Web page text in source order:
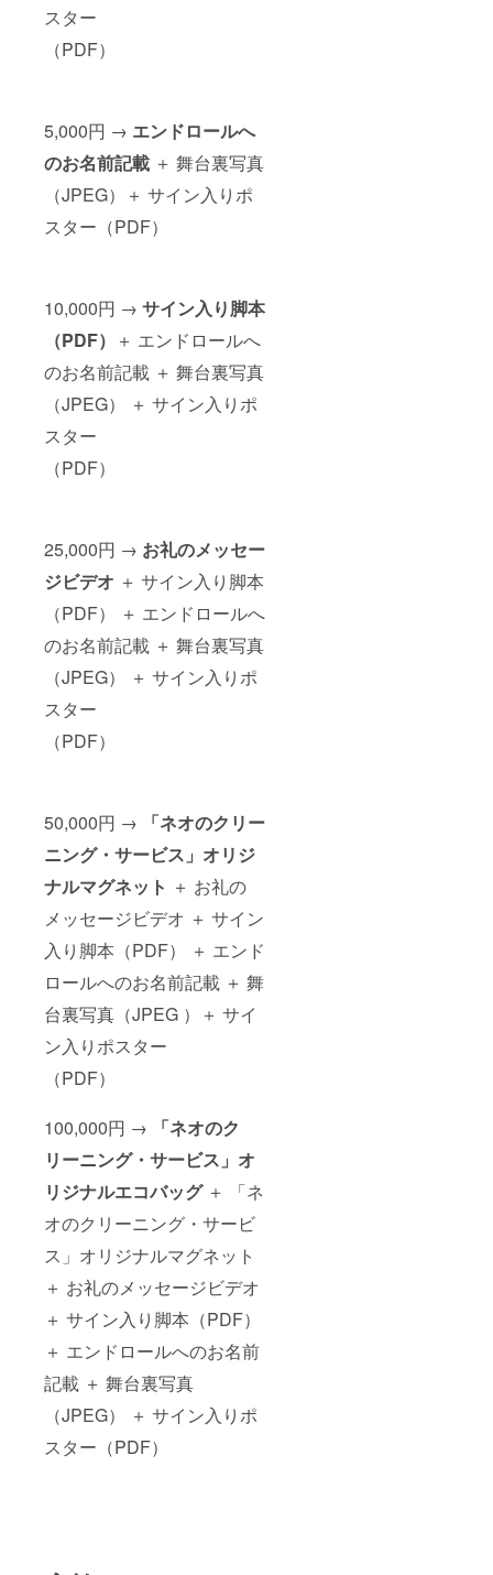
スター
（PDF）
5,000円 → エンドロールへ
のお名前記載 ＋ 舞台裏写真
（JPEG）＋ サイン入りポ
スター（PDF）
10,000円 → サイン入り脚本
（PDF） ＋ エンドロールへ
のお名前記載 ＋ 舞台裏写真
（JPEG） ＋ サイン入りポ
スター
（PDF）
25,000円 → お礼のメッセー
ジビデオ ＋ サイン入り脚本
（PDF） ＋ エンドロールへ
のお名前記載 ＋ 舞台裏写真
（JPEG） ＋ サイン入りポ
スター
（PDF）
50,000円 →
「ネオのクリー
ニング・サービス」オリジ
ナルマグネット ＋ お礼の
メッセージビデオ ＋ サイン
入り脚本（PDF） ＋ エンド
ロールへのお名前記載 ＋ 舞
台裏写真（JPEG ）＋ サイ
ン入りポスター
（PDF）
100,000円 →
「ネオのク
リーニング・サービス」オ
リジナルエコバッグ＋ 「ネ
オのクリーニング・サービ
ス」オリジナルマグネット
＋ お礼のメッセージビデオ
＋ サイン入り脚本（PDF）
＋ エンドロールへのお名前
記載 ＋ 舞台裏写真
（JPEG） ＋ サイン入りポ
スター（PDF）